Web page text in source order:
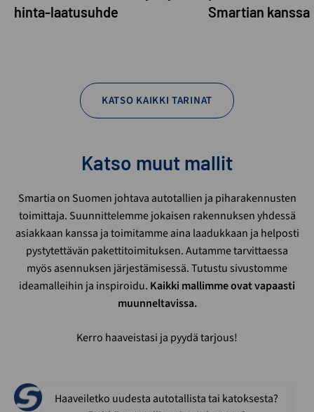
hinta-laatusuhde
Smartian kanssa
KATSO KAIKKI TARINAT
Katso muut mallit
Smartia on Suomen johtava autotallien ja piharakennusten
toimittaja. Suunnittelemme jokaisen rakennuksen yhdessä
asiakkaan kanssa ja toimitamme aina laadukkaan ja helposti
pystytettävän pakettitoimituksen. Autamme tarvittaessa
myös asennuksen järjestämisessä. Tutustu sivustomme
ideamalleihin ja inspiroidu. Kaikki mallimme ovat vapaasti
muunneltavissa.
Kerro haaveistasi ja pyydä tarjous!
Haaveiletko uudesta autotallista tai katoksesta?